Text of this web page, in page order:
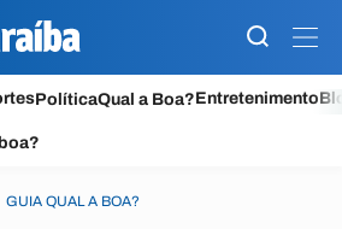
PolíticaQual a Boa?Entretenimento
GUIA QUAL A BOA?